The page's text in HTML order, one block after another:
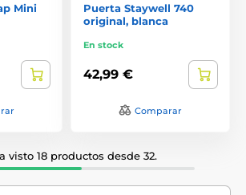
Mini
Puerta Staywell 740
original, blanca
En stock
42,99 €
Comparar
visto 18 productos desde 32.